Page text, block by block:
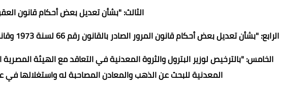
الثالث: "بشأن تعديل بعض أحكام قانون
الرابع: "بشأن تعديل بعض أحكام قانون المرور الصادر بالقانون رقم 66 لسنة 1973 وقانون الطفل الصادر بالقانون رقم 12 لسنة 1996".
الخامس: "بالترخيص لوزير البترول والثروة المعدنية في التعاقد مع الهيئة
المعدنية للبحث عن الذهب والمعادن المصاحبة له واستغلالها في